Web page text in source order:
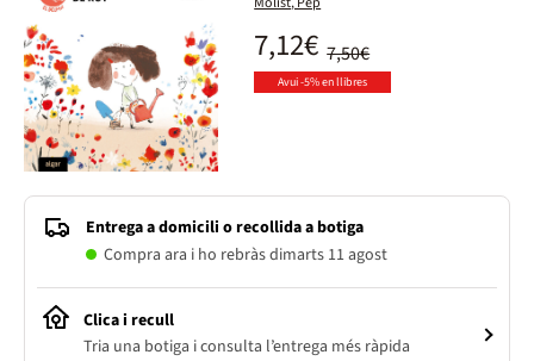
7,50€
7,12€
Avui -5% en llibres
Entrega a domicili o recollida a botiga
Compra ara i ho rebràs dimarts 11 agost
Clica i recull
Tria una botiga i consulta l’entrega més ràpida